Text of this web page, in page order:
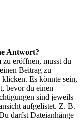
Antwort?
eröffnen, musst du
Beitrag zu
Es könnte sein,
bevor du einen
sind jeweils
aufgelistet. Z. B.
darfst Dateianhänge